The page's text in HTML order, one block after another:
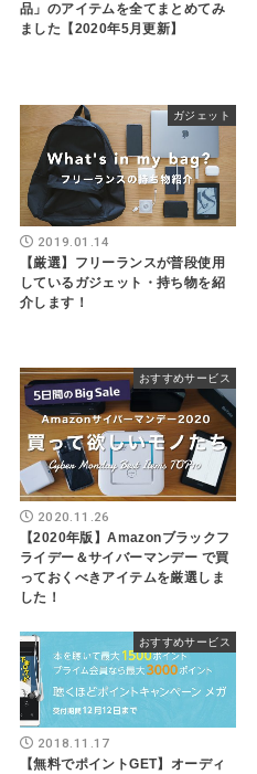
品」のアイテムを全てまとめてみ
ました【2020年5月更新】
ガジェット
2019.01.14
【厳選】フリーランスが普段使用
しているガジェット・持ち物を紹
介します！
おすすめサービス
2020.11.26
【2020年版】Amazonブラックフ
ライデー＆サイバーマンデー で買
っておくべきアイテムを厳選しま
した！
おすすめサービス
2018.11.17
【無料でポイントGET】オーディ